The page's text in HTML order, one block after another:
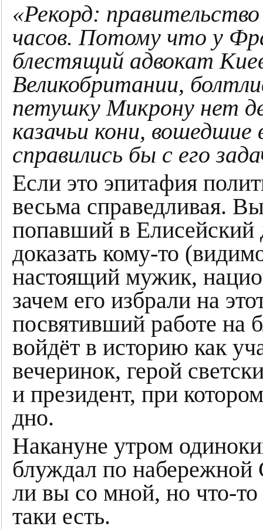
«Рекорд:
часов. Потому что у
блестящий адвокат
Великобритании,
петушку Микрону нет
казачьи кони,
справились бы с его
Если это эпитафия
весьма справедливая.
попавший в
доказать кому-то
настоящий мужик,
зачем его избрали на
посвятивший работе на
войдёт в историю как
вечеринок, герой
и президент, при
дно.
Накануне утром
блуждал по набережной
ли вы со мной, но что-то
таки есть.